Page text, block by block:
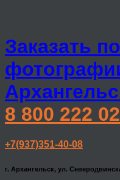
Заказать
8 800 222
+7(937)351-40-08
г. Архангельск, ул.